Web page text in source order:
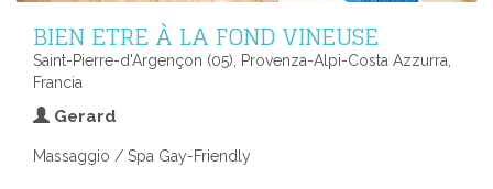
BIEN ETRE À LA FOND VINEUSE
Saint-Pierre-d'Argençon (05), Provenza-Alpi-Costa Azzurra,
Francia
Gerard
Massaggio / Spa Gay-Friendly